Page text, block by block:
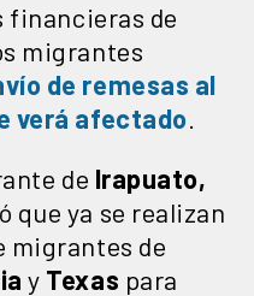
financieras de
migrantes
de remesas al
verá afectado
de Irapuato,
que ya se realizan
migrantes de
y Texas para